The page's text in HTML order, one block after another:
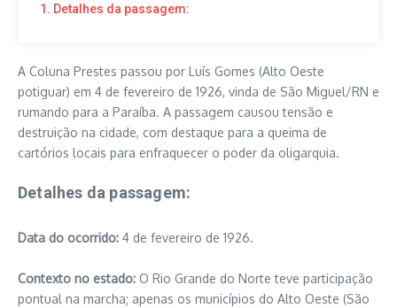
1. Detalhes da passagem:
A Coluna Prestes passou por Luís Gomes (Alto Oeste
potiguar) em 4 de fevereiro de 1926, vinda de São Miguel/RN e
rumando para a Paraíba. A passagem causou tensão e
destruição na cidade, com destaque para a queima de
cartórios locais para enfraquecer o poder da oligarquia.
Detalhes da passagem:
Data do ocorrido: 4 de fevereiro de 1926.
Contexto no estado: O Rio Grande do Norte teve participação
pontual na marcha; apenas os municípios do Alto Oeste (São